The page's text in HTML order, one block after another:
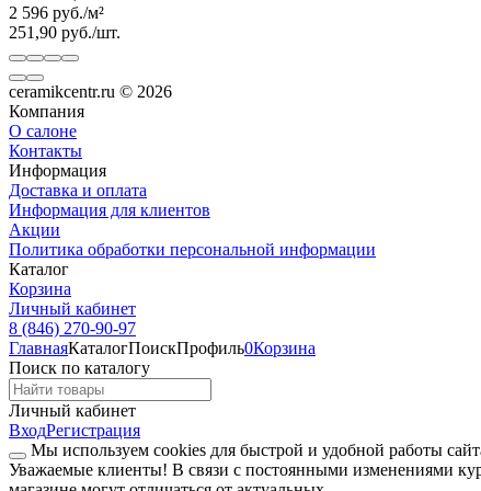
2 596 руб./м²
251,90 руб./шт.
ceramikcentr.ru © 2026
Компания
О салоне
Контакты
Информация
Доставка и оплата
Информация для клиентов
Акции
Политика обработки персональной информации
Каталог
Корзина
Личный кабинет
8 (846) 270-90-97
ГлавнаяКаталогПоискПрофиль0Корзина
Поиск по каталогу
Личный кабинет
ВходРегистрация
Мы используем cookies для быстрой и удобной работы
Уважаемые клиенты! В связи с постоянными изменениями